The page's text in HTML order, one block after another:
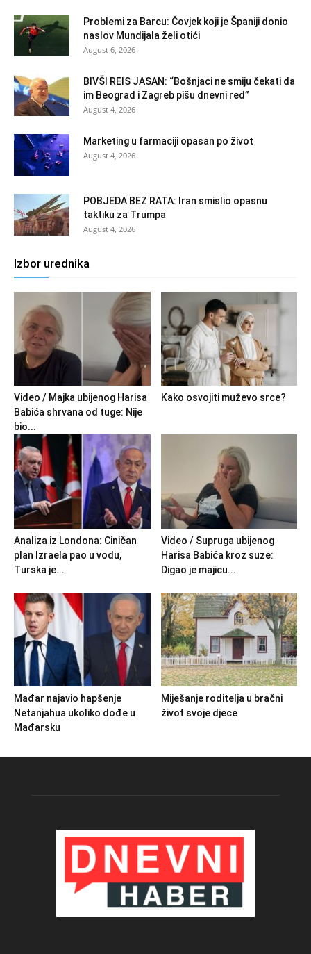
Problemi za Barcu: Čovjek koji je Španiji donio
naslov Mundijala želi otići
August 6, 2026
BIVŠI REIS JASAN: “Bošnjaci ne smiju čekati da
im Beograd i Zagreb pišu dnevni red”
August 4, 2026
Marketing u farmaciji opasan po život
August 4, 2026
POBJEDA BEZ RATA: Iran smislio opasnu
taktiku za Trumpa
August 4, 2026
Izbor urednika
Video / Majka ubijenog Harisa
Babića shrvana od tuge: Nije
bio...
Kako osvojiti muževo srce?
Analiza iz Londona: Ciničan
plan Izraela pao u vodu,
Turska je...
Video / Supruga ubijenog
Harisa Babića kroz suze:
Digao je majicu...
Mađar najavio hapšenje
Netanjahua ukoliko dođe u
Mađarsku
Miješanje roditelja u bračni
život svoje djece